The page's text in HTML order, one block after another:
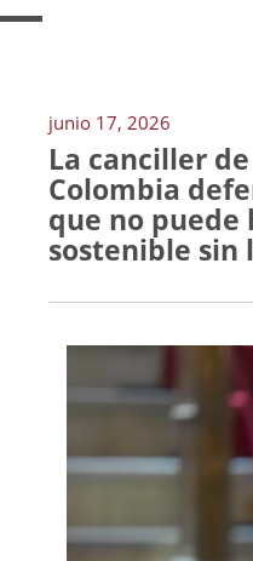
junio 17, 2026
La canciller de
Colombia
que no puede
sostenible sin